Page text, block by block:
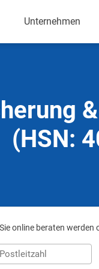
Unternehmen
(HSN:
online beraten werden